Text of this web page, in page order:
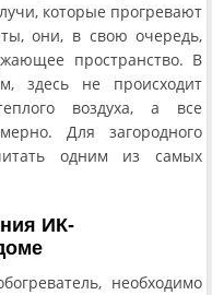
которые прогревают
они, в свою очередь,
пространство. В
здесь не происходит
воздуха, а все
Для загородного
одним из самых
ИК-
необходимо